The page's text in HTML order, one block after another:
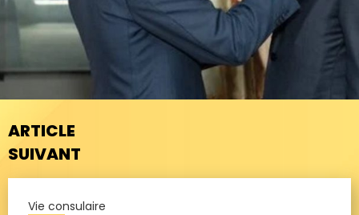
ARTICLE
SUIVANT
Vie consulaire